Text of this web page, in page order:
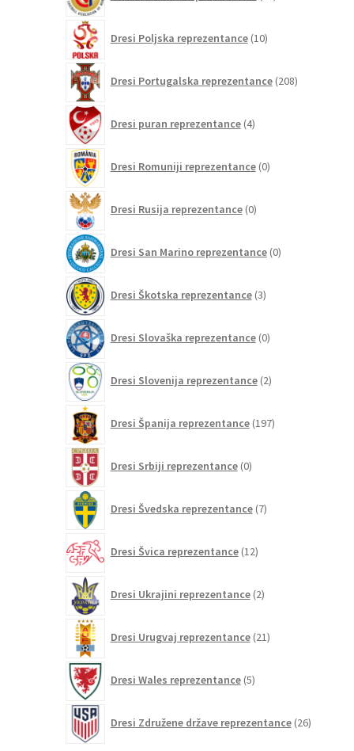
Dresi Poljska reprezentance 10izdelkov
Dresi Portugalska reprezentance 208izdelkov
Dresi puran reprezentance 4izdelki
Dresi Romuniji reprezentance 0izdelkov
Dresi Rusija reprezentance 0izdelkov
Dresi San Marino reprezentance 0izdelkov
Dresi Škotska reprezentance 3izdelki
Dresi Slovaška reprezentance 0izdelkov
Dresi Slovenija reprezentance 2izdelka
Dresi Španija reprezentance 197izdelkov
Dresi Srbiji reprezentance 0izdelkov
Dresi Švedska reprezentance 7izdelkov
Dresi Švica reprezentance 12izdelkov
Dresi Ukrajini reprezentance 2izdelka
Dresi Urugvaj reprezentance 21izdelkov
Dresi Wales reprezentance 5izdelkov
Dresi Združene države reprezentance 26izdelkov